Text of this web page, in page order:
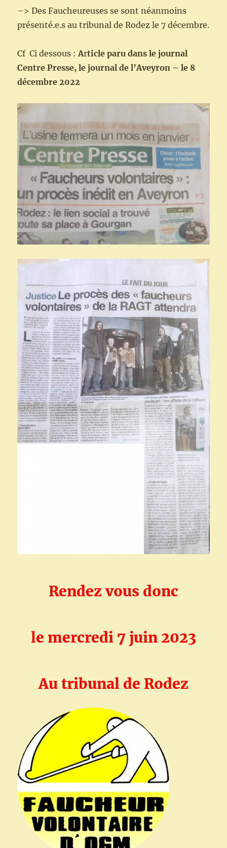
–> Des Faucheureuses se sont néanmoins
présenté.e.s au tribunal de Rodez le 7 décembre.
Cf Ci dessous :Article paru dans le journal
Centre Presse, le journal de l’Aveyron – le 8
décembre 2022
Rendez vous donc
le mercredi 7 juin 2023
Au tribunal de Rodez